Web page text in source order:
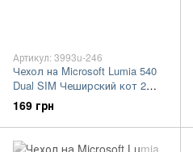
Артикул: 3993u-246
Чехол на Microsoft Lumia 540
Dual SIM Чеширский кот 2
"3993u-246-7105"
169 грн